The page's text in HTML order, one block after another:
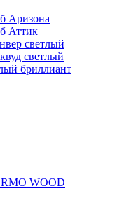
Аризона
Аттик
светлый
светлый
бриллиант
WOOD